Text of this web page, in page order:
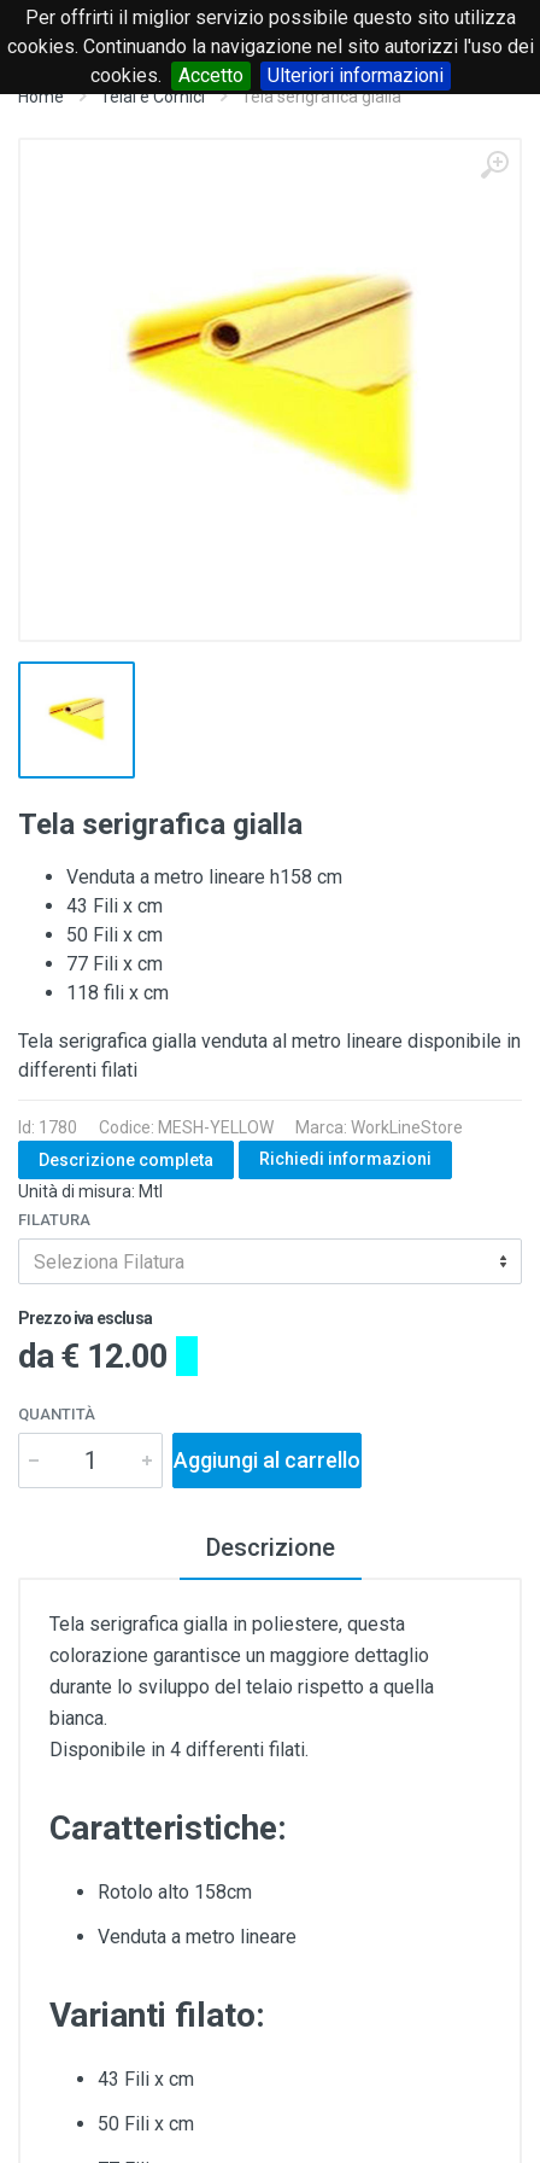
Per offrirti il miglior servizio possibile questo sito utilizza
cookies. Continuando la navigazione nel sito autorizzi l'uso dei
cookies.
Accetto Ulteriori informazioni
0
Home Telai e Cornici Tela serigrafica gialla
Tela serigrafica gialla
Venduta a metro lineare h158 cm
43 Fili x cm
50 Fili x cm
77 Fili x cm
118 fili x cm
Tela serigrafica gialla venduta al metro lineare disponibile in
differenti filati
Id: 1780 Codice: MESH-YELLOW
Marca: WorkLineStore
Descrizione completa
Richiedi informazioni
Unità di misura: Mtl
FILATURA
Seleziona Filatura
Prezzo iva esclusa
da€ 12.00
QUANTITÀ
Aggiungi al carrello
Descrizione
Tela serigrafica gialla in poliestere, questa
colorazione garantisce un maggiore dettaglio
durante lo sviluppo del telaio rispetto a quella
bianca.
Disponibile in 4 differenti filati.
Caratteristiche:
Rotolo alto 158cm
Venduta a metro lineare
Varianti filato:
43 Fili x cm
50 Fili x cm